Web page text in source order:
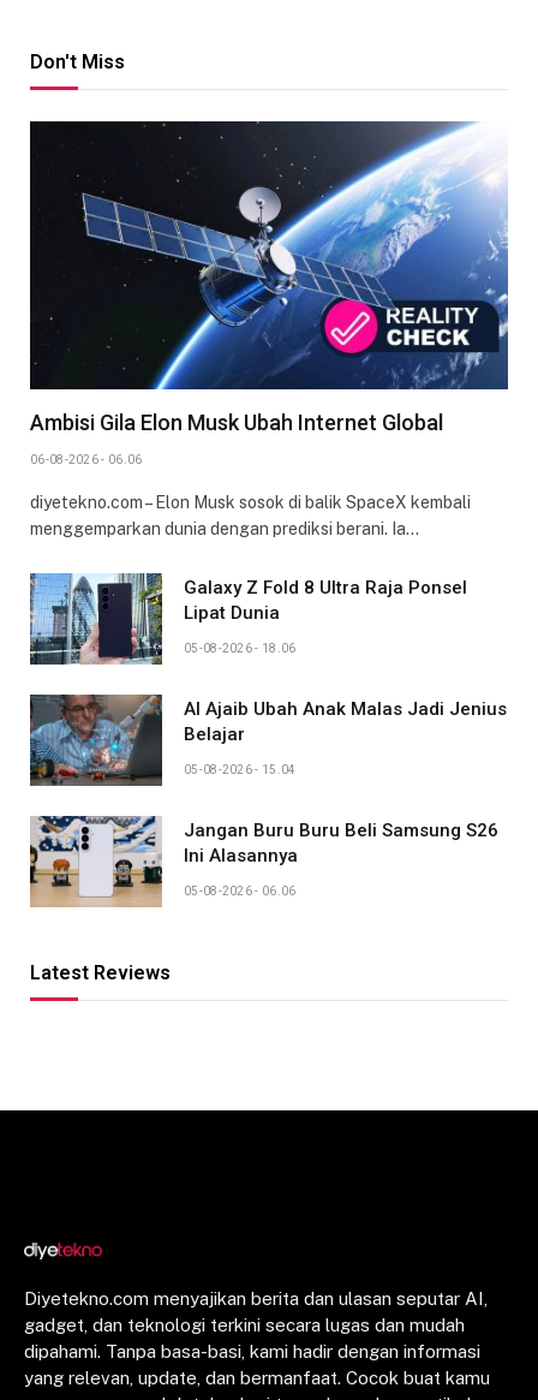
Don't Miss
Ambisi Gila Elon Musk Ubah Internet Global
06-08-2026 - 06.06
diyetekno.com – Elon Musk sosok di balik SpaceX kembali
menggemparkan dunia dengan prediksi berani. Ia…
Galaxy Z Fold 8 Ultra Raja Ponsel
Lipat Dunia
05-08-2026 - 18.06
AI Ajaib Ubah Anak Malas Jadi Jenius
Belajar
05-08-2026 - 15.04
Jangan Buru Buru Beli Samsung S26
Ini Alasannya
05-08-2026 - 06.06
Latest Reviews
Diyetekno.com menyajikan berita dan ulasan seputar AI,
gadget, dan teknologi terkini secara lugas dan mudah
dipahami. Tanpa basa-basi, kami hadir dengan informasi
yang relevan, update, dan bermanfaat. Cocok buat kamu